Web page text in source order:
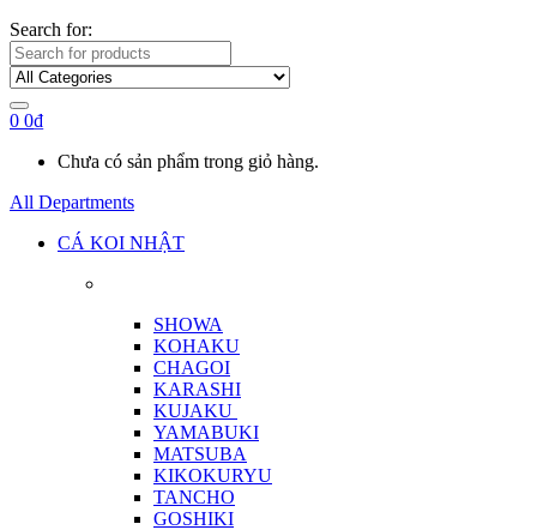
Search for:
0 0₫
Chưa có sản phẩm trong giỏ hàng.
All Departments
CÁ KOI NHẬT
SHOWA
KOHAKU
CHAGOI
KARASHI
KUJAKU
YAMABUKI
MATSUBA
KIKOKURYU
TANCHO
GOSHIKI